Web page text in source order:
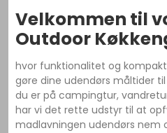
Velkommen til
Outdoor
hvor funktionalitet og
gøre dine udendørs måltider
du er på campingtur,
har vi det rette udstyr til at
madlavningen udendørs nem